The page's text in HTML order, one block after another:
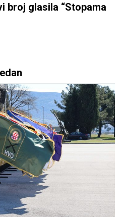
broj glasila “Stopama